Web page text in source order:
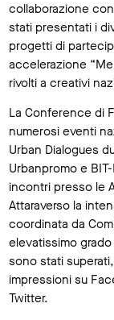
collaborazione
stati presentati i
progetti di
accelerazione
rivolti a creativi
La Conference di
numerosi eventi
Urban Dialogues
Urbanpromo e
incontri presso le
Attaraverso la
coordinata da
elevatissimo
sono stati
impressioni su
Twitter.